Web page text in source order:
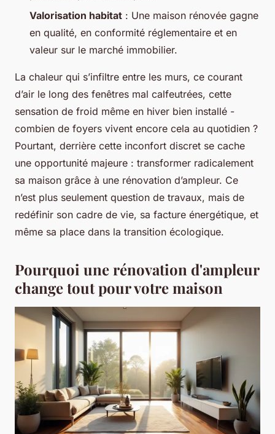
Valorisation habitat : Une maison rénovée gagne
en qualité, en conformité réglementaire et en
valeur sur le marché immobilier.
La chaleur qui s’infiltre entre les murs, ce courant
d’air le long des fenêtres mal calfeutrées, cette
sensation de froid même en hiver bien installé -
combien de foyers vivent encore cela au quotidien ?
Pourtant, derrière cette inconfort discret se cache
une opportunité majeure : transformer radicalement
sa maison grâce à une rénovation d’ampleur. Ce
n’est plus seulement question de travaux, mais de
redéfinir son cadre de vie, sa facture énergétique, et
même sa place dans la transition écologique.
Pourquoi une rénovation d'ampleur
change tout pour votre maison